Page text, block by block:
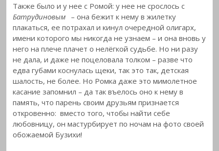
Также было и у нее с Ромой: у нее не срослось с
Батрудиновым – она бежит к нему в жилетку
плакаться, ее потрахал и кинул очередной олигарх,
имени которого мы никогда не узнаем – и она вновь у
него на плече плачет о нелёгкой судьбе. Но ни разу
не дала, и даже не поцеловала толком – разве что
едва губами коснулась щеки, так это так, детская
шалость, не более. Но Ромка даже это мимолетное
касание запомнил – да так въелось оно к нему в
память, что парень своим друзьям признается
откровенно: вместо того, чтобы найти себе
любовницу, он мастурбирует по ночам на фото своей
обожаемой Бузихи!